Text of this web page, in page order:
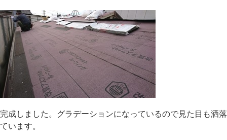
完成しました。グラデーションになっているので見た目も洒落
ています。